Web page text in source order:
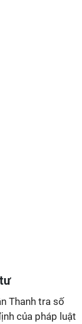
Thanh tra số
của pháp luật